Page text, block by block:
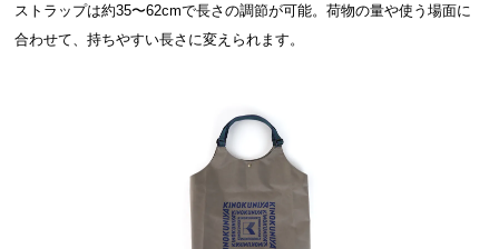
ストラップは約35〜62cmで長さの調節が可能。荷物の量や使う場面に
合わせて、持ちやすい長さに変えられます。